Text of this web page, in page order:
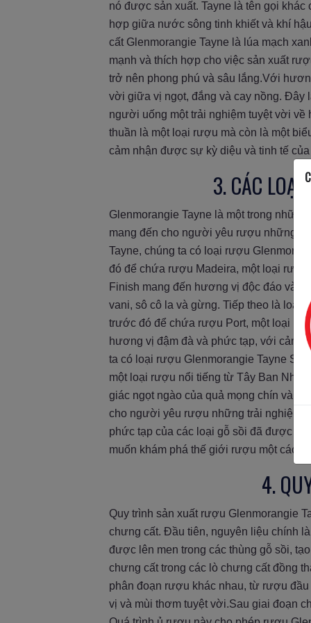
nó được sản xuất. Tayne là tên gọi
hợp giữa nước sông tinh khiết và khí
cất Glenmorangie Tayne là lúa mạch
mạnh và thích hợp cho việc sản xuất
trở nên phong phú và sâu lắng.Với
vời giữa vị ngọt, đắng và cay nồng. Đây
người uống một trải nghiệm tuyệt vời
thuần là một loại rượu mà còn là một
cảm nhận được sự kỳ diệu và tinh tế
3. CÁC LOẠI
Glenmorangie Tayne là một trong
mang đến cho người yêu rượu những
Tayne, chúng ta có loại rượu
đó để chứa rượu Madeira, một loại
Finish mang đến hương vị độc đáo và
vani, sô cô la và gừng. Tiếp theo là loại
trước đó để chứa rượu Port, một loại
hương vị đậm đà và phức tạp, với cảm
ta có loại rượu Glenmorangie Tayne
một loại rượu nổi tiếng từ Tây Ban Nha.
giác ngọt ngào của quả mọng chín và
cho người yêu rượu những trải nghiệm
phức tạp của các loại gỗ sồi đã được
muốn khám phá thế giới rượu một cách
4.
Quy trình sản xuất rượu Glenmorangie
chưng cất. Đầu tiên, nguyên liệu chính
được lên men trong các thùng gỗ sồi,
chưng cất trong các lò chưng cất đồng
phân đoạn rượu khác nhau, từ rượu
vị và mùi thơm tuyệt vời.Sau giai đoạn